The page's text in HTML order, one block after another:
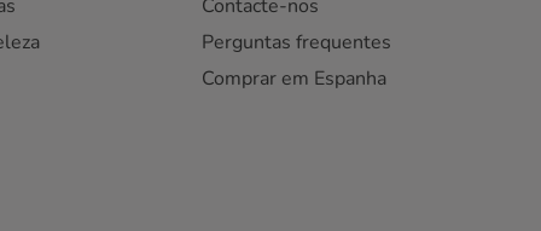
Contacte-nos
Perguntas frequentes
Comprar em Espanha